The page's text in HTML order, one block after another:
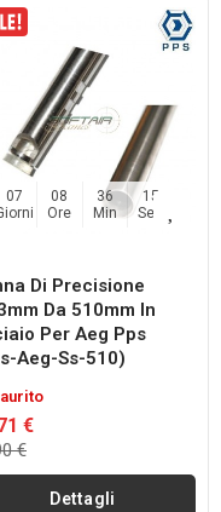
07
08
Ore
36
Min
14
Sec
Di Precisione
Da 510mm In
Per Aeg Pps
Aeg-Ss-510)
€
€
Dettagli